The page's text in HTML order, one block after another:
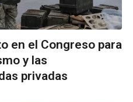
en el Congreso para
y las
privadas